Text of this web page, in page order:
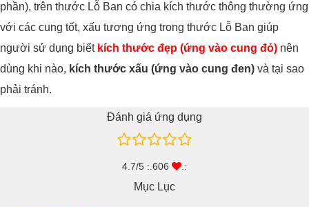
phần), trên thước Lỗ Ban có chia kích thước thông thường ứng
với các cung tốt, xấu tương ứng trong thước Lỗ Ban giúp
người sử dụng biết kích thước đẹp (ứng vào cung đỏ) nên
dùng khi nào, kích thước xấu (ứng vào cung đen) và tại sao
phải tránh.
Đánh giá ứng dụng
4.7/5 :.606 .:
Mục Lục